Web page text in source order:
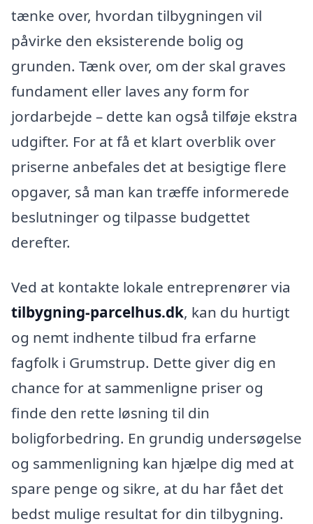
tænke over, hvordan tilbygningen vil
påvirke den eksisterende bolig og
grunden. Tænk over, om der skal graves
fundament eller laves any form for
jordarbejde – dette kan også tilføje ekstra
udgifter. For at få et klart overblik over
priserne anbefales det at besigtige flere
opgaver, så man kan træffe informerede
beslutninger og tilpasse budgettet
derefter.
Ved at kontakte lokale entreprenører via
tilbygning-parcelhus.dk, kan du hurtigt
og nemt indhente tilbud fra erfarne
fagfolk i Grumstrup. Dette giver dig en
chance for at sammenligne priser og
finde den rette løsning til din
boligforbedring. En grundig undersøgelse
og sammenligning kan hjælpe dig med at
spare penge og sikre, at du har fået det
bedst mulige resultat for din tilbygning.